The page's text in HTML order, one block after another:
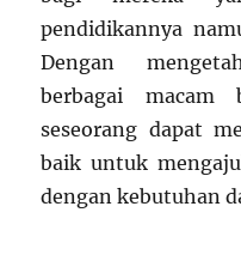
pendidikannya
Dengan
berbagai macam
seseorang dapat
baik untuk
dengan kebutuhan